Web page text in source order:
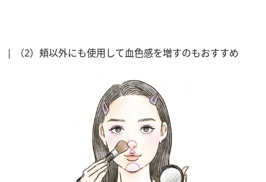
（2）頬以外にも使用して血色感を増すのもおすすめ